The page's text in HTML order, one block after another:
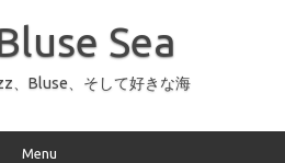
Sea
、Bluse、そして好きな海
Menu